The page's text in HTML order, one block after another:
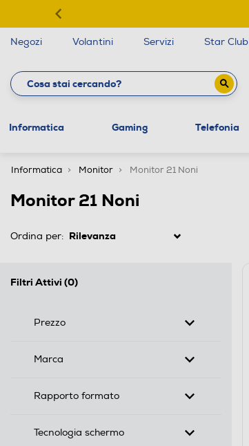
Negozi Volantini Servizi Star Club
Informatica Gaming Telefonia
Informatica Monitor Monitor 21 Noni
Monitor 21 Noni
Ordina per:
Filtri Attivi (0)
Prezzo
Marca
Rapporto formato
Tecnologia schermo